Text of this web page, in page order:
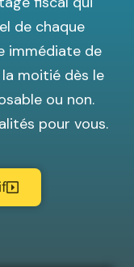
de chaque
immédiate de
la moitié dès le
ou non.
pour vous.